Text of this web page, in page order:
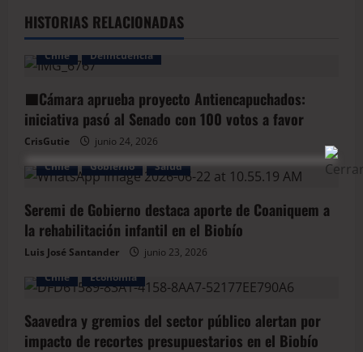
HISTORIAS RELACIONADAS
Chile Delincuencia
🟦Cámara aprueba proyecto Antiencapuchados:
iniciativa pasó al Senado con 100 votos a favor
CrisGutie
junio 24, 2026
Chile
Gobierno Salud
Seremi de Gobierno destaca aporte de Coaniquem a
la rehabilitación infantil en el Biobío
Luis José Santander
junio 23, 2026
Chile
Economía
Saavedra y gremios del sector público alertan por
impacto de recortes presupuestarios en el Biobío